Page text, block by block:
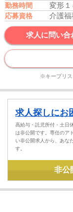
勤務時間 変形
応募資格
求人に問い合
※キープリス
求人探しにお
高給与・託児所付・土日
は非公開です。専任のア
い非公開求人から、あな
す。
非公